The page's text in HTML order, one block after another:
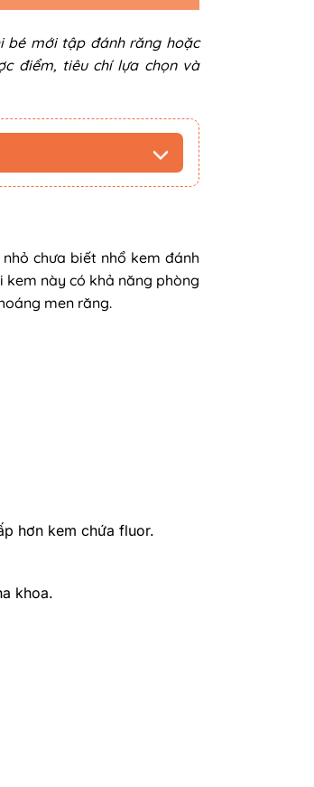
bé mới tập đánh răng hoặc
điểm, tiêu chí lựa chọn và
chưa biết nhổ kem đánh
kem này có khả năng phòng
men răng.
hơn kem chứa fluor.
khoa.